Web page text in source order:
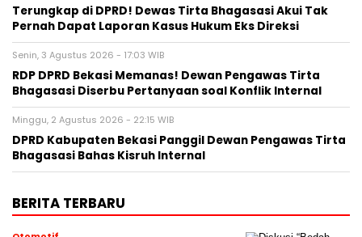
Terungkap di DPRD! Dewas Tirta Bhagasasi Akui Tak
Pernah Dapat Laporan Kasus Hukum Eks Direksi
Senin, 3 Agustus 2026 - 17:03 WIB
RDP DPRD Bekasi Memanas! Dewan Pengawas Tirta
Bhagasasi Diserbu Pertanyaan soal Konflik Internal
Minggu, 2 Agustus 2026 - 22:15 WIB
DPRD Kabupaten Bekasi Panggil Dewan Pengawas Tirta
Bhagasasi Bahas Kisruh Internal
BERITA TERBARU